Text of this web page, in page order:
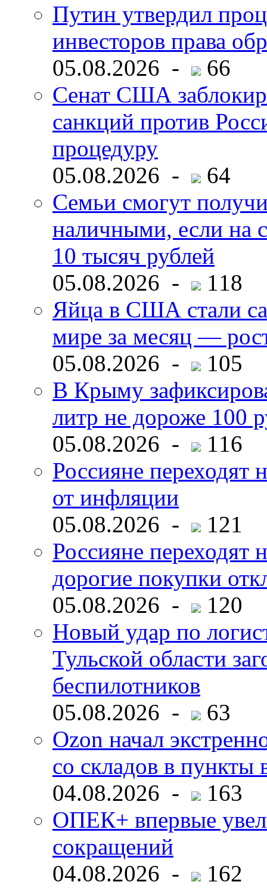
Путин утвердил
инвесторов права
05.08.2026 -
66
Сенат США
санкций против
процедуру
05.08.2026 -
64
Семьи смогут
наличными, если на
10 тысяч рублей
05.08.2026 -
118
Яйца в США стали
мире за месяц —
05.08.2026 -
105
В Крыму
литр не дороже 100
05.08.2026 -
116
Россияне переходят
от инфляции
05.08.2026 -
121
Россияне
дорогие покупки
05.08.2026 -
120
Новый удар по
Тульской области
беспилотников
05.08.2026 -
63
Ozon начал
со складов в пункты
04.08.2026 -
163
ОПЕК+ впервые
сокращений
04.08.2026 -
162